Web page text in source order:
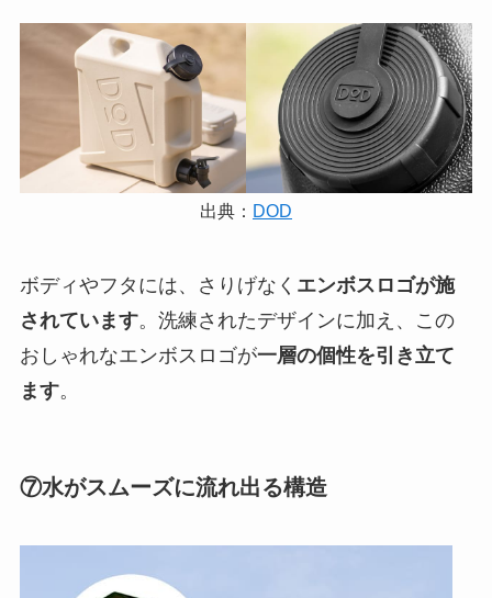
出典： DOD
ボディやフタには、さりげなく エンボスロゴが施
されています。洗練されたデザインに加え、この
おしゃれなエンボスロゴが一層の個性を引き立て
ます。
⑦水がスムーズに流れ出る構造